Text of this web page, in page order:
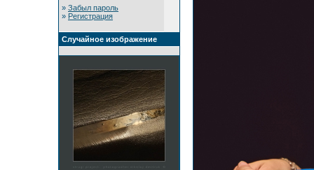
» Забыл пароль
» Регистрация
Случайное изображение